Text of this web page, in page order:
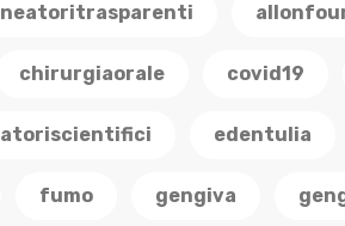
chirurgiaorale covid19
edentulia
fumo gengiva